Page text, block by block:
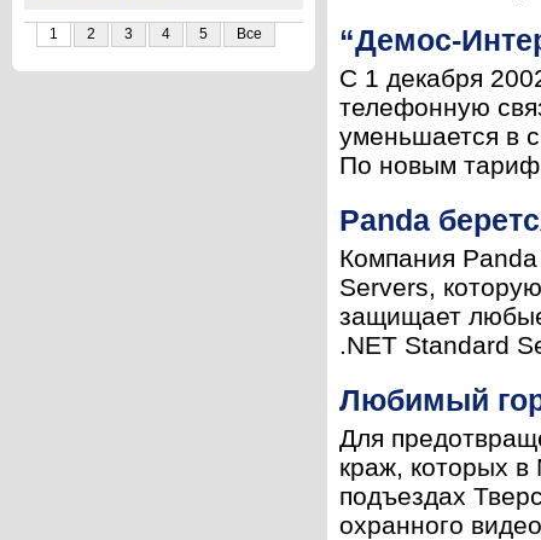
1 2 3 4 5 Все “Демос-
С 1 декабря
телефонную
уменьшается в
По новым
Panda
Компания
Servers,
защищает
.NET Standard
Любимый
Для
краж, которых
подъездах
охранного